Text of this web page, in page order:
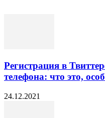
Регистрация в
телефона: что это,
24.12.2021